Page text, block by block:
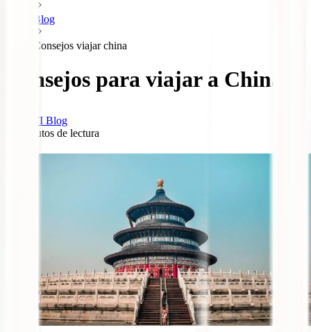
Blog
Consejos viajar china
Consejos para viajar a China
IATI Blog
minutos de lectura